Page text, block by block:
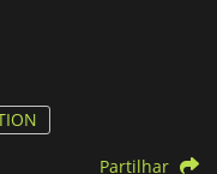
Partilhar